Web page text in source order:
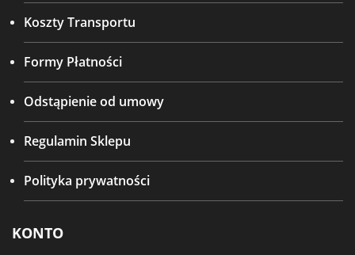
Koszty Transportu
Formy Płatności
Odstąpienie od umowy
Regulamin Sklepu
Polityka prywatności
KONTO